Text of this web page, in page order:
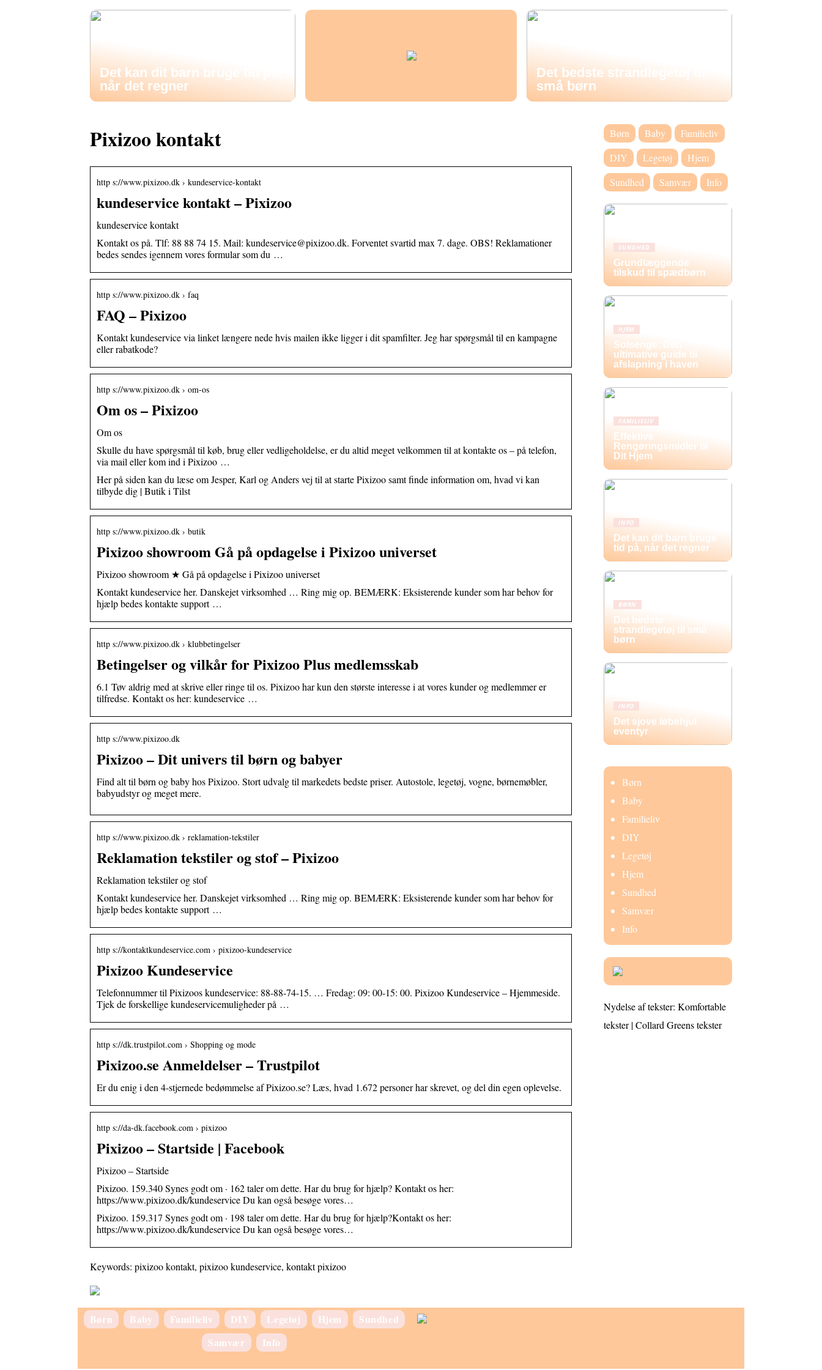
Det kan dit barn bruge tid på,
når det regner
Det bedste strandlegetøj til
små børn
Pixizoo kontakt
http s://www.pixizoo.dk › kundeservice-kontakt
kundeservice kontakt – Pixizoo
kundeservice kontakt
Kontakt os på. Tlf: 88 88 74 15. Mail: kundeservice@pixizoo.dk. Forventet svartid max 7. dage. OBS! Reklamationer
bedes sendes igennem vores formular som du …
http s://www.pixizoo.dk › faq
FAQ – Pixizoo
Kontakt kundeservice via linket længere nede hvis mailen ikke ligger i dit spamfilter. Jeg har spørgsmål til en kampagne
eller rabatkode?
http s://www.pixizoo.dk › om-os
Om os – Pixizoo
Om os
Skulle du have spørgsmål til køb, brug eller vedligeholdelse, er du altid meget velkommen til at kontakte os – på telefon,
via mail eller kom ind i Pixizoo …
Her på siden kan du læse om Jesper, Karl og Anders vej til at starte Pixizoo samt finde information om, hvad vi kan
tilbyde dig | Butik i Tilst
http s://www.pixizoo.dk › butik
Pixizoo showroom Gå på opdagelse i Pixizoo universet
Pixizoo showroom ★ Gå på opdagelse i Pixizoo universet
Kontakt kundeservice her. Danskejet virksomhed … Ring mig op. BEMÆRK: Eksisterende kunder som har behov for
hjælp bedes kontakte support …
http s://www.pixizoo.dk › klubbetingelser
Betingelser og vilkår for Pixizoo Plus medlemsskab
6.1 Tøv aldrig med at skrive eller ringe til os. Pixizoo har kun den største interesse i at vores kunder og medlemmer er
tilfredse. Kontakt os her: kundeservice …
http s://www.pixizoo.dk
Pixizoo – Dit univers til børn og babyer
Find alt til børn og baby hos Pixizoo. Stort udvalg til markedets bedste priser. Autostole, legetøj, vogne, børnemøbler,
babyudstyr og meget mere.
http s://www.pixizoo.dk › reklamation-tekstiler
Reklamation tekstiler og stof – Pixizoo
Reklamation tekstiler og stof
Kontakt kundeservice her. Danskejet virksomhed … Ring mig op. BEMÆRK: Eksisterende kunder som har behov for
hjælp bedes kontakte support …
http s://kontaktkundeservice.com › pixizoo-kundeservice
Pixizoo Kundeservice
Telefonnummer til Pixizoos kundeservice: 88-88-74-15. … Fredag: 09: 00-15: 00. Pixizoo Kundeservice – Hjemmeside.
Tjek de forskellige kundeservicemuligheder på …
http s://dk.trustpilot.com › Shopping og mode
Pixizoo.se Anmeldelser – Trustpilot
Er du enig i den 4-stjernede bedømmelse af Pixizoo.se? Læs, hvad 1.672 personer har skrevet, og del din egen oplevelse.
http s://da-dk.facebook.com › pixizoo
Pixizoo – Startside | Facebook
Pixizoo – Startside
Pixizoo. 159.340 Synes godt om · 162 taler om dette. Har du brug for hjælp? Kontakt os her:
https://www.pixizoo.dk/kundeservice Du kan også besøge vores…
Pixizoo. 159.317 Synes godt om · 198 taler om dette. Har du brug for hjælp?Kontakt os her:
https://www.pixizoo.dk/kundeservice Du kan også besøge vores…
Keywords: pixizoo kontakt, pixizoo kundeservice, kontakt pixizoo
Børn Baby
Familieliv
DIY
Legetøj
Hjem
Sundhed
Samvær Info
SUNDHED
Grundlæggende
tilskud til spædbørn
HJEM
Solsenge: Den
ultimative guide til
afslapning i haven
FAMILIELIV
Effektive
Rengøringsmidler til
Dit Hjem
INFO
Det kan dit barn bruge
tid på, når det regner
BØRN
Det bedste
strandlegetøj til små
børn
INFO
Det sjove løbehjul
eventyr
Børn
Baby
Familieliv
DIY
Legetøj
Hjem
Sundhed
Samvær
Info
Nydelse af tekster: Komfortable
tekster | Collard Greens tekster
Børn Baby Familieliv DIY Legetøj Hjem
Sundhed
Samvær
Info